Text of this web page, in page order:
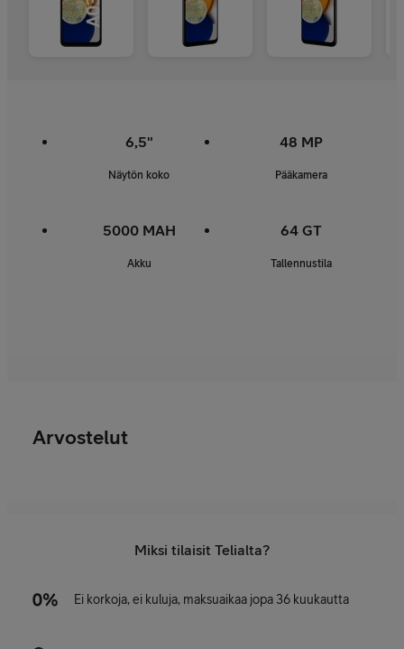
6,5"
Näytön koko
48 MP
Pääkamera
5000 MAH
Akku
64 GT
Tallennustila
Arvostelut
Miksi tilaisit Telialta?
Ei korkoja, ei kuluja, maksuaikaa jopa 36 kuukautta